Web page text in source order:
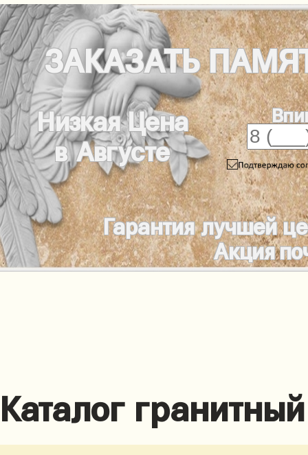
ЗАКАЗАТЬ
Низкая Цена
в Августе
Гарантия лучшей
Акция
Каталог